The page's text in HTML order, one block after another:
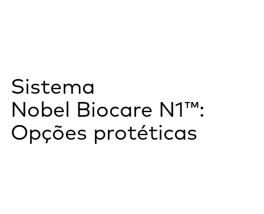
Sistema
Nobel Biocare N1™:
Opções protéticas